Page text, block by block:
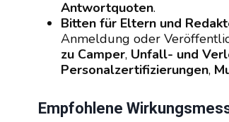
Antwortquoten.
Bitten für Eltern und
Anmeldung oder
zu Camper, Unfall- und
Personalzertifizierungen,
Empfohlene